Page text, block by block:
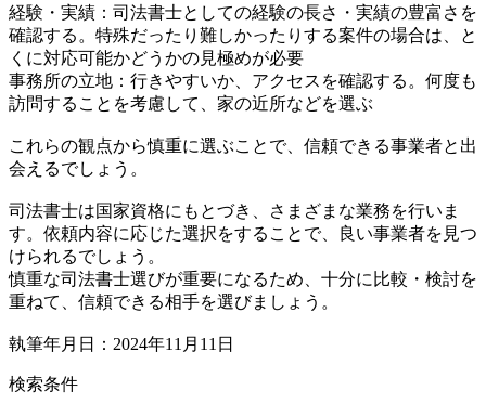
経験・実績：司法書士としての経験の長さ・実績の豊富さを
確認する。特殊だったり難しかったりする案件の場合は、と
くに対応可能かどうかの見極めが必要
事務所の立地：行きやすいか、アクセスを確認する。何度も
訪問することを考慮して、家の近所などを選ぶ
これらの観点から慎重に選ぶことで、信頼できる事業者と出
会えるでしょう。
司法書士は国家資格にもとづき、さまざまな業務を行いま
す。依頼内容に応じた選択をすることで、良い事業者を見つ
けられるでしょう。
慎重な司法書士選びが重要になるため、十分に比較・検討を
重ねて、信頼できる相手を選びましょう。
執筆年月日：2024年11月11日
検索条件